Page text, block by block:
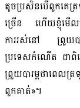
តូចប្រសិនបើពួកគេ
ច្រើន ហើយខ្ញុំមើល
ការរស់នៅ ព្រួយបា
ប្រទេសកំណើត ជាពិ
ព្រួយបារម្ភថាពេល
ពួកគាត់»។